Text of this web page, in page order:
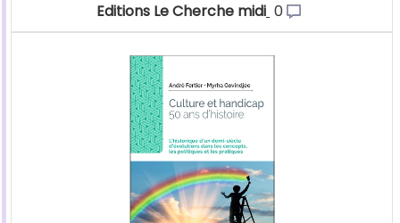
Editions Le Cherche midi 0